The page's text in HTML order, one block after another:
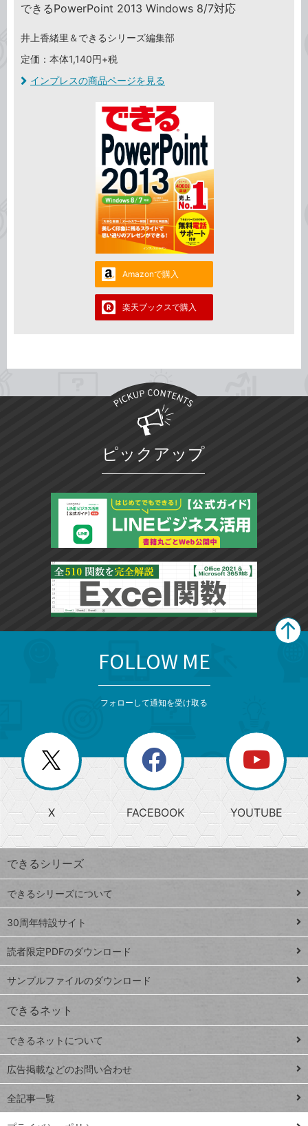
できるPowerPoint 2013 Windows 8/7対応
井上香緒里＆できるシリーズ編集部
定価：本体1,140円+税
インプレスの商品ページを見る
Amazonで購入
楽天ブックスで購入
ピックアップ
じ
る
search
検
索
上
昇
ワ
ー
ド
Google
スプレ
ッドシ
ート
iPhone
VLOOKUP
close
閉じ
る
閉
じ
る
ー
か
ら
探
す
ト
ッ
プ
ペ
ジ
連載
Excel Q&A
トイアンナ流仕
事術
PowerAutomate
FOLLOW ME
フォローして通知を受け取る
X FACEBOOK YOUTUBE
できるシリーズ
できるシリーズについて
30周年特設サイト
読者限定PDFのダウンロード
サンプルファイルのダウンロード
できるネット
できるネットについて
広告掲載などのお問い合わせ
全記事一覧